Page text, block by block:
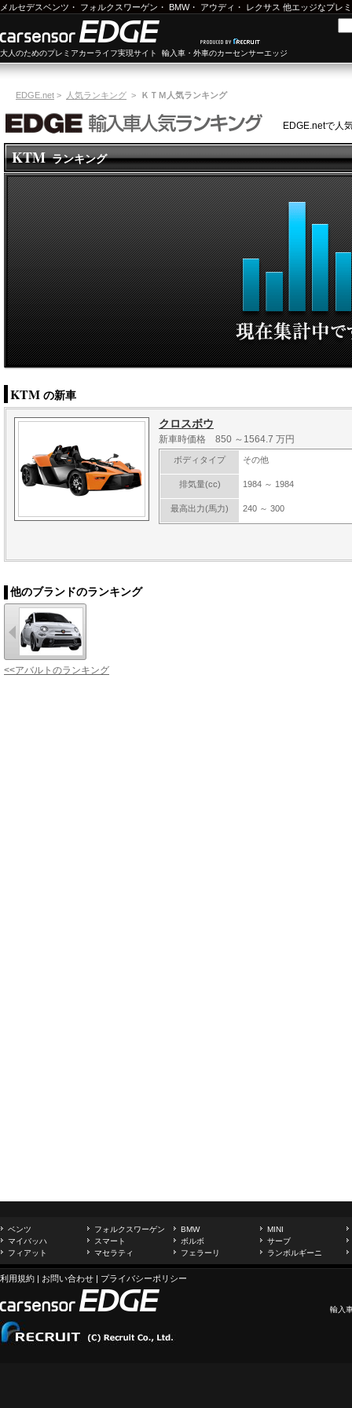
メルセデスベンツ ・ フォルクスワーゲン ・ BMW・ アウディ ・ レクサス 他エッジなプレ
大人のためのプレミアカーライフ実現サイト 輸入車・外車のカーセンサーエッジ
EDGE.net > 人気ランキング > ＫＴＭ人気ランキング
EDGE.netで人
KTMランキング
KTM の新車
クロスボウ
新車時価格 850 ～1564.7 万円
ボディタイプ その他
排気量(cc) 1984 ～ 1984
最高出力(馬力) 240 ～ 300
他のブランドのランキング
<<アバルトのランキング
ベンツ フォルクスワーゲン BMW
MINI
マイバッハ
スマート ボルボ
サーブ
フィアット
マセラティ フェラーリ ランボルギーニ
利用規約 | お問い合わせ | プライバシーポリシー
輸入